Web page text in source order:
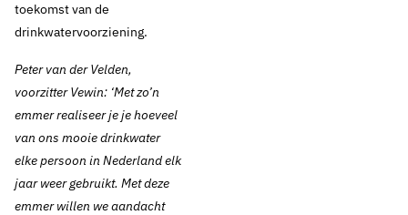
Nederland viert
liefde voor het
drinkwater met
Nacht van het
drinkwater
toekomst van de
drinkwatervoorziening.
Peter van der Velden,
voorzitter Vewin: ‘Met zo’n
emmer realiseer je je hoeveel
van ons mooie drinkwater
elke persoon in Nederland elk
jaar weer gebruikt. Met deze
emmer willen we aandacht